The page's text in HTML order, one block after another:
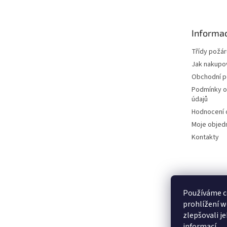
Používáme
prohlížení
zlepšovali
Třídy
Jak
Obchodní
Podmínky
údajů
Hodnocení
Moje
Kontakty